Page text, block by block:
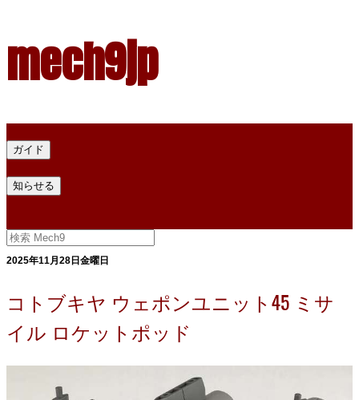
mech9jp
ガイド
知らせる
2025年11月28日金曜日
コトブキヤ ウェポンユニット45 ミサ
イル ロケットポッド